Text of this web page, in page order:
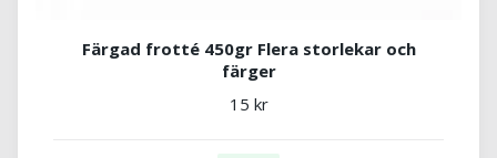
Färgad frotté 450gr Flera storlekar och
färger
15 kr